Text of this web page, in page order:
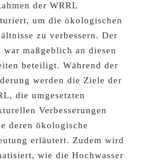
der WRRL
um die ökologischen
zu verbessern. Der
war maßgeblich an diesen
beteiligt. Während der
werden die Ziele der
die umgesetzten
Verbesserungen
deren ökologische
erläutert. Zudem wird
wie die Hochwasser